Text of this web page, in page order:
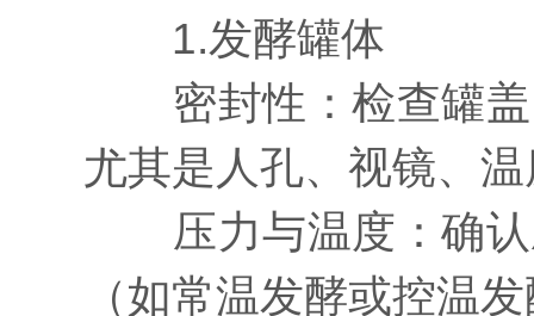
1.发酵罐体
密封性：检查罐盖
尤其是人孔、视镜、
压力与温度：确认
（如常温发酵或控温